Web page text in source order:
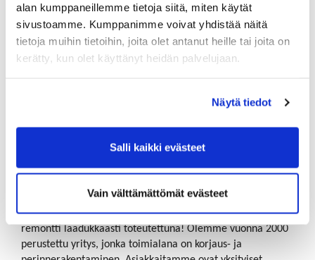
alan kumppaneillemme tietoja siitä, miten käytät
sivustoamme. Kumppanimme voivat yhdistää näitä
tietoja muihin tietoihin, joita olet antanut heille tai joita on
kerätty, kun olet käyttänyt heidän palvelujaan.
Näytä tiedot
Salli kaikki evästeet
Vain välttämättömät evästeet
aines. Yhtiön toimitusjohtaja on Jaakko Juhani Paju.
BMK Saneeraus - Rakennusliike BMK-Saneeraus
Teemme rakennusten kaikki kirvesmiestyöt ammattitaidolla
perinteitä kunnioittaen – meiltä toiveidesti mukainen
remontti laadukkaasti toteutettuna! Olemme vuonna 2000
perustettu yritys, jonka toimialana on korjaus- ja